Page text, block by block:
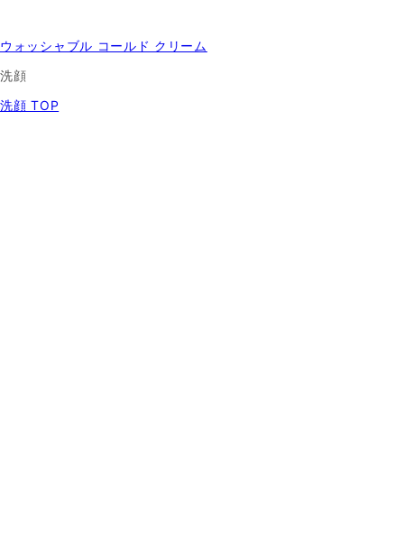
ウォッシャブル コールド クリーム
洗顔
洗顔 TOP